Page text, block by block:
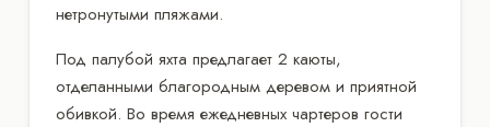
нетронутыми пляжами.
Под палубой яхта предлагает 2 каюты,
отделанными благородным деревом и приятной
обивкой. Во время ежедневных чартеров гости